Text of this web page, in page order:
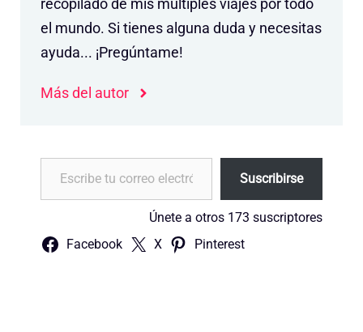
recopilado de mis múltiples viajes por todo
el mundo. Si tienes alguna duda y necesitas
ayuda... ¡Pregúntame!
Más del autor
Escribe tu correo electrónico…
Suscribirse
Únete a otros 173 suscriptores
Facebook X Pinterest